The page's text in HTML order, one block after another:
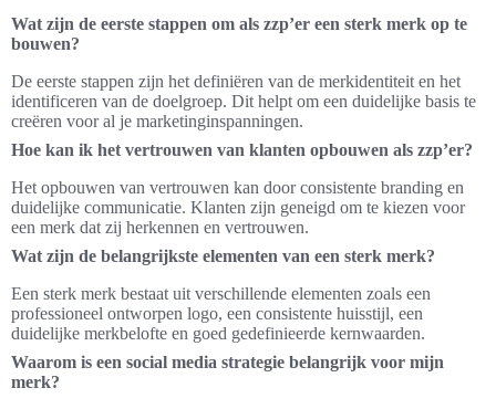
Wat zijn de eerste stappen om als zzp’er een sterk merk op te
bouwen?
De eerste stappen zijn het definiëren van de merkidentiteit en het
identificeren van de doelgroep. Dit helpt om een duidelijke basis te
creëren voor al je marketinginspanningen.
Hoe kan ik het vertrouwen van klanten opbouwen als zzp’er?
Het opbouwen van vertrouwen kan door consistente branding en
duidelijke communicatie. Klanten zijn geneigd om te kiezen voor
een merk dat zij herkennen en vertrouwen.
Wat zijn de belangrijkste elementen van een sterk merk?
Een sterk merk bestaat uit verschillende elementen zoals een
professioneel ontworpen logo, een consistente huisstijl, een
duidelijke merkbelofte en goed gedefinieerde kernwaarden.
Waarom is een social media strategie belangrijk voor mijn
merk?